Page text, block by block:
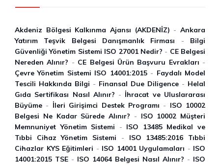
Akdeniz Bölgesi Kalkınma Ajansı (AKDENİZ) -Ankara
Yatırım Teşvik Belgesi Danışmanlık Firması - Bilgi
Güvenliği Yönetim Sistemi ISO 27001 Nedir? - CE Belgesi
Nereden Alınır? - CE Belgesi Ürün Başvuru Evrakları -
Çevre Yönetim Sistemi ISO 14001:2015- Faydalı Model
Tescili Hakkında Bilgi - Finansal Due Diligence - Helal
Gıda Sertifikası Nasıl Alınır? - İhracat ve Uluslararası
Büyüme - İleri Girişimci Destek Programı - ISO 10002
Belgesi Ne Kadar Sürede Alınır? - ISO 10002 Müşteri
Memnuniyet Yönetim Sistemi - ISO 13485 Medikal ve
Tıbbi Cihaz Yönetim Sistemi - ISO 13485:2016 Tıbbi
Cihazlar KYS Eğitimleri - ISO 14001 Uygulamaları - ISO
14001:2015 TSE - ISO 14064 Belgesi Nasıl Alınır? - ISO